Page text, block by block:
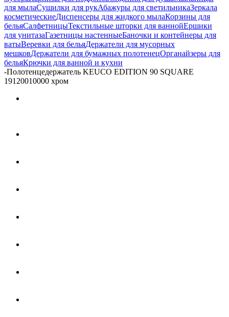
для мылаСушилки для рукАбажуры для светильникаЗеркала
косметическиеДиспенсеры для жидкого мылаКорзины для
бельяСалфетницыТекстильные шторки для ваннойЕршики
для унитазаГазетницы настенныеБаночки и контейнеры для
ватыВеревки для бельяДержатели для мусорных
мешковДержатели для бумажных полотенецОрганайзеры для
бельяКрючки для ванной и кухни
-Полотенцедержатель KEUCO EDITION 90 SQUARE
19120010000 хром